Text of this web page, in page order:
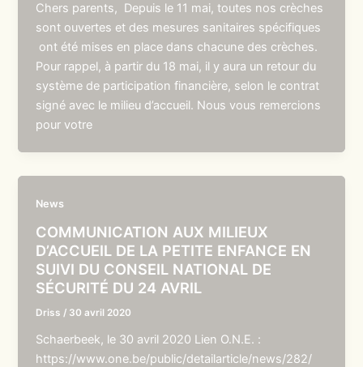
Chers parents, Depuis le 11 mai, toutes nos crèches
sont ouvertes et des mesures sanitaires spécifiques
ont été mises en place dans chacune des crèches.
Pour rappel, à partir du 18 mai, il y aura un retour du
système de participation financière, selon le contrat
signé avec le milieu d’accueil. Nous vous remercions
pour votre
News
COMMUNICATION AUX MILIEUX
D’ACCUEIL DE LA PETITE ENFANCE EN
SUIVI DU CONSEIL NATIONAL DE
SÉCURITÉ DU 24 AVRIL
Driss / 30 avril 2020
Schaerbeek, le 30 avril 2020 Lien O.N.E. :
https://www.one.be/public/detailarticle/news/282/